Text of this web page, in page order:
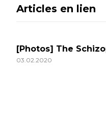
Articles en lien
[Photos] The
03.02.2020